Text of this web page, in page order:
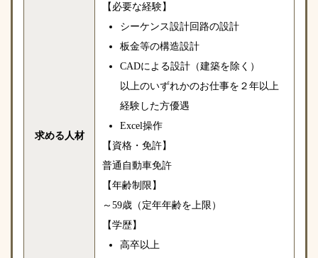
求める人材
【必要な経験】
シーケンス設計回路の設計
板金等の構造設計
CADによる設計（建築を除く）
以上のいずれかのお仕事を２年以上
経験した方優遇
Excel操作
【資格・免許】
普通自動車免許
【年齢制限】
～59歳（定年年齢を上限）
【学歴】
高卒以上